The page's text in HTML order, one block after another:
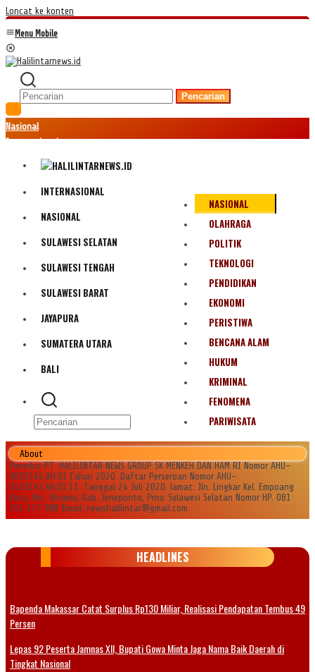
Loncat ke konten
Menu Mobile
Pencarian
Nasional
Internasional
Politik
Olahraga
Bencana Alam
INTERNASIONAL
NASIONAL
SULAWESI SELATAN
SULAWESI TENGAH
SULAWESI BARAT
JAYAPURA
SUMATERA UTARA
BALI
NASIONAL
OLAHRAGA
POLITIK
TEKNOLOGI
PENDIDIKAN
EKONOMI
PERISTIWA
BENCANA ALAM
HUKUM
KRIMINAL
FENOMENA
PARIWISATA
About
Penerbit PT. HALILINTAR NEWS GROUP SK MENKEH DAN HAM RI Nomor AHU-
0035545.AH.01.Tahun 2020. Daftar Perseroan Nomor AHU-
0120147.AH.01.11. Tanggal 24 Juli 2020. lamat: Jln. Lingkar Kel. Empoang
Kota, Kec. Binamu, Kab. Jeneponto, Prov. Sulawesi Selatan Nomor HP. 081
355 177 988 Email: newshalilintar@gmail.com
HEADLINES
Bapenda Makassar Catat Surplus Rp130 Miliar, Realisasi Pendapatan Tembus 49
Persen
Lepas 92 Peserta Jamnas XII, Bupati Gowa Minta Jaga Nama Baik Daerah di
Tingkat Nasional